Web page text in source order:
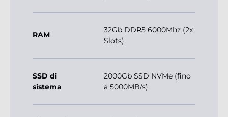
RAM
32Gb DDR5 6000Mhz (2x
Slots)
SSD di
sistema
2000Gb SSD NVMe (fino
a 5000MB/s)